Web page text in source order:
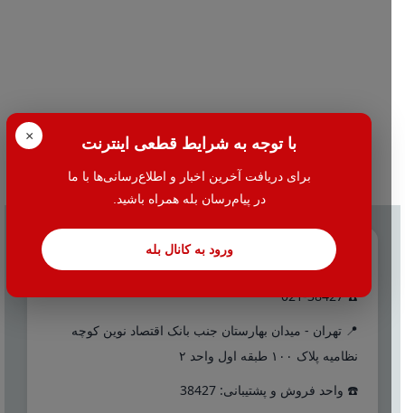
× با توجه به شرایط قطعی اینترنت
برای دریافت آخرین اخبار و اطلاع‌رسانی‌ها با ما
در پیام‌رسان بله همراه باشید.
ورود به کانال بله تماس با ما
☎️ 021-38427
📍 تهران - میدان بهارستان جنب بانک اقتصاد نوین کوچه
نظامیه پلاک ۱۰۰ طبقه اول واحد ۲
☎️ واحد فروش و پشتیبانی: 38427